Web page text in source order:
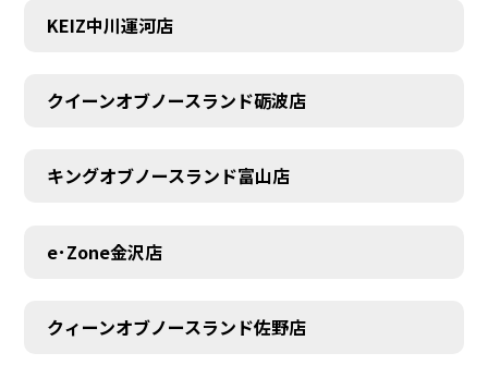
KEIZ中川運河店
クイーンオブノースランド砺波店
キングオブノースランド富山店
e･Zone金沢店
クィーンオブノースランド佐野店